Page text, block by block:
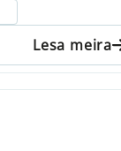
Lesa meira